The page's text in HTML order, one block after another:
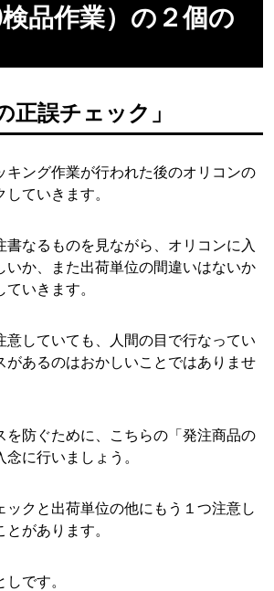
品作業）の２個の
正誤チェック」
キング作業が行われた後のオリコンの
ていきます。
書なるものを見ながら、オリコンに入
いか、また出荷単位の間違いはないか
いきます。
意していても、人間の目で行なってい
があるのはおかしいことではありませ
を防ぐために、こちらの「発注商品の
に行いましょう。
ックと出荷単位の他にもう１つ注意し
があります。
です。